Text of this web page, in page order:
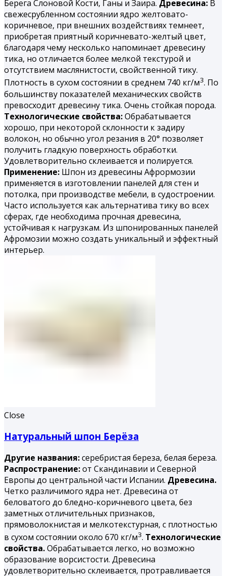
Берега Слоновой Кости, Ганы и Заира. Древесина: В
свежесрубленном состоянии ядро желтовато-
коричневое, при внешних воздействиях темнеет,
приобретая приятный коричневато-желтый цвет,
благодаря чему несколько напоминает древесину
тика, но отличается более мелкой текстурой и
отсутствием маслянистости, свойственной тику.
Плотность в сухом состоянии в среднем 740 кг/м3. По
большинству показателей механических свойств
превосходит древесину тика. Очень стойкая порода.
Технологические свойства:Обрабатывается
хорошо, при некоторой склонности к задиру
волокон, но обычно угол резания в 20° позволяет
получить гладкую поверхность обработки.
Удовлетворительно склеивается и полируется.
Применение: Шпон из древесины Афрормозии
применяется в изготовлении панелей для стен и
потолка, при производстве мебели, в судостроении.
Часто используется как альтернатива тику во всех
сферах, где необходима прочная древесина,
устойчивая к нагрузкам. Из шпонированных панелей
Афромозии можно создать уникальный и эффектный
интерьер.
Close
Натуральный шпон Берёза
Другие названия:серебристая береза, белая береза.
Распространение:от Скандинавии и Северной
Европы до центральной части Испании. Древесина.
Четко различимого ядра нет. Древесина от
беловатого до бледно-коричневого цвета, без
заметных отличительных признаков,
прямоволокнистая и мелкотекстурная, с плотностью
в сухом состоянии около 670 кг/м3. Технологические
свойства.Обрабатывается легко, но возможно
образование ворсистости. Древесина
удовлетворительно склеивается, протравливается